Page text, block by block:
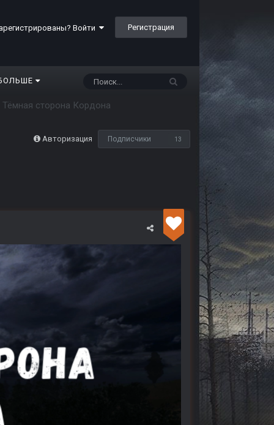
Войти Регистрация
Тёмная сторона Кордона
Авторизация Подписчики 13